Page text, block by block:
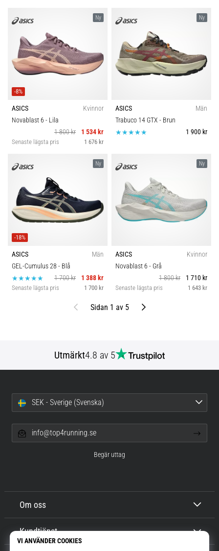
Ny
-8%
ASICS
Kvinnor
Novablast 6 - Lila
1 800 kr
1 534 kr
Senaste lägsta pris 1 676 kr
Ny
ASICS
Män
Trabuco 14 GTX - Brun
1 900 kr
Ny
-18%
ASICS
Män
GEL-Cumulus 28 - Blå
1 700 kr
1 388 kr
Senaste lägsta pris 1 700 kr
Ny
ASICS
Kvinnor
Novablast 6 - Grå
1 800 kr
1 710 kr
Senaste lägsta pris 1 643 kr
Föregående
Sidan 1 av 5 Nästa
Utmärkt4.8 av 5
Om oss
Kundtjänst
SEK - Sverige (Svenska)
info@top4running.se
Begär uttag